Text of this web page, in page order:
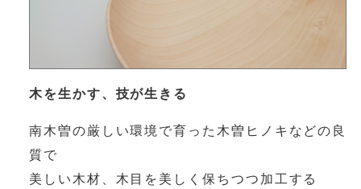
木を生かす、技が生きる
南木曽の厳しい環境で育った木曽ヒノキなどの良
質で
美しい木材、木目を美しく保ちつつ加工する